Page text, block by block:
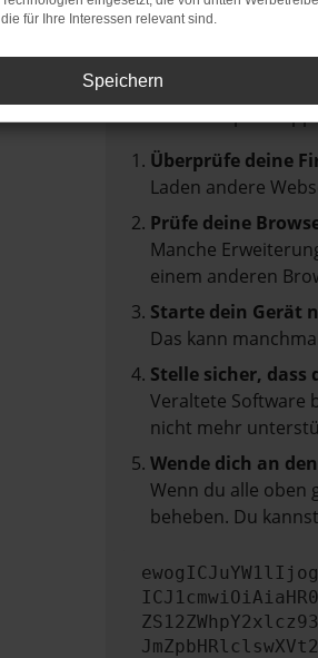
Beim Laden ist ein
Hier sind ein paar
Überprüfe deine
Laden andere
Prüfe deine
Manche
einem anderen
Starte dein Gerät
Das kann
Stelle sicher,
Veraltete Software
nicht mehr
Wende dich an
Wenn du alle oben
beheben. Du
die für Ihre Interessen relevant sind.
Speichern